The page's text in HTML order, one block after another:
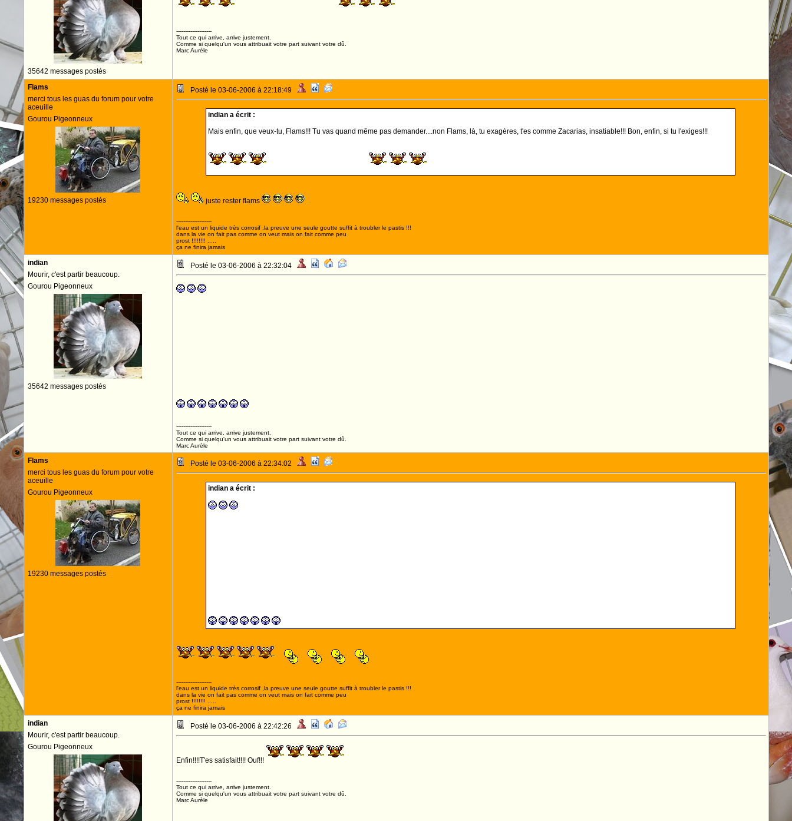
35642 messages postés
--------------------
Tout ce qui arrive, arrive justement.
Comme si quelqu'un vous attribuait votre part suivant votre dû.
Marc Aurèle
Flams
merci tous les guas du forum pour votre
aceuille
Gourou Pigeonneux
19230 messages postés
Posté le 03-06-2006 à 22:18:49
indian a écrit :
Mais enfin, que veux-tu, Flams!!! Tu vas quand même pas demander....non Flams, là, tu exagères, t'es comme Zacarias, insatiable!!! Bon, enfin, si tu l'exiges!!!
juste rester flams
--------------------
l'eau est un liquide très corrosif ,la preuve une seule goutte suffit à troubler le pastis !!!
dans la vie on fait pas comme on veut mais on fait comme peu
prost !!!!!!!! .....
ça ne finira jamais
indian
Mourir, c'est partir beaucoup.
Gourou Pigeonneux
35642 messages postés
Posté le 03-06-2006 à 22:32:04
--------------------
Tout ce qui arrive, arrive justement.
Comme si quelqu'un vous attribuait votre part suivant votre dû.
Marc Aurèle
Flams
merci tous les guas du forum pour votre
aceuille
Gourou Pigeonneux
19230 messages postés
Posté le 03-06-2006 à 22:34:02
indian a écrit :
--------------------
l'eau est un liquide très corrosif ,la preuve une seule goutte suffit à troubler le pastis !!!
dans la vie on fait pas comme on veut mais on fait comme peu
prost !!!!!!!! .....
ça ne finira jamais
indian
Mourir, c'est partir beaucoup.
Gourou Pigeonneux
Posté le 03-06-2006 à 22:42:26
Enfin!!!!T'es satisfait!!!! Ouf!!!
--------------------
Tout ce qui arrive, arrive justement.
Comme si quelqu'un vous attribuait votre part suivant votre dû.
Marc Aurèle